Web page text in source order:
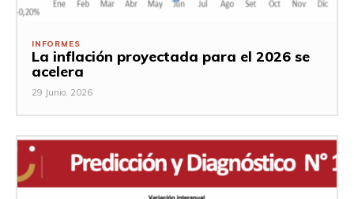
INFORMES
La inflación proyectada para el 2026 se
acelera
29 Junio, 2026